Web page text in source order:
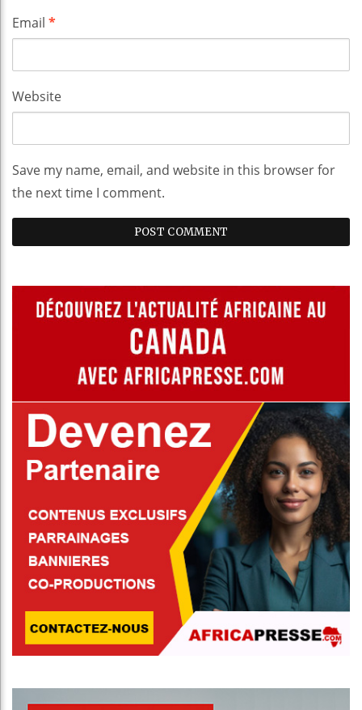
Email *
Website
Save my name, email, and website in this browser for
the next time I comment.